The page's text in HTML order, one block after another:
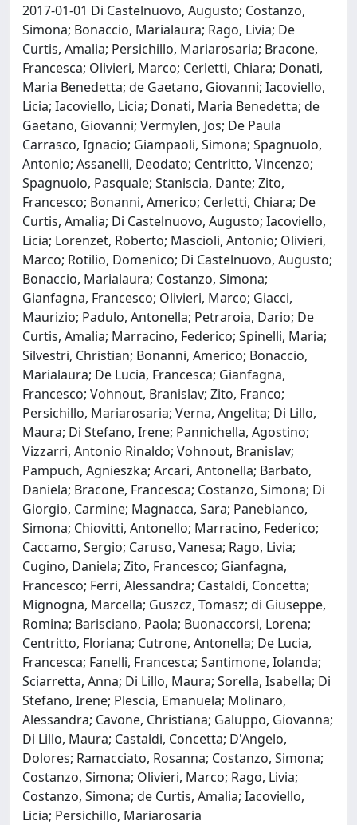
2017-01-01 Di Castelnuovo, Augusto; Costanzo,
Simona; Bonaccio, Marialaura; Rago, Livia; De
Curtis, Amalia; Persichillo, Mariarosaria; Bracone,
Francesca; Olivieri, Marco; Cerletti, Chiara; Donati,
Maria Benedetta; de Gaetano, Giovanni; Iacoviello,
Licia; Iacoviello, Licia; Donati, Maria Benedetta; de
Gaetano, Giovanni; Vermylen, Jos; De Paula
Carrasco, Ignacio; Giampaoli, Simona; Spagnuolo,
Antonio; Assanelli, Deodato; Centritto, Vincenzo;
Spagnuolo, Pasquale; Staniscia, Dante; Zito,
Francesco; Bonanni, Americo; Cerletti, Chiara; De
Curtis, Amalia; Di Castelnuovo, Augusto; Iacoviello,
Licia; Lorenzet, Roberto; Mascioli, Antonio; Olivieri,
Marco; Rotilio, Domenico; Di Castelnuovo, Augusto;
Bonaccio, Marialaura; Costanzo, Simona;
Gianfagna, Francesco; Olivieri, Marco; Giacci,
Maurizio; Padulo, Antonella; Petraroia, Dario; De
Curtis, Amalia; Marracino, Federico; Spinelli, Maria;
Silvestri, Christian; Bonanni, Americo; Bonaccio,
Marialaura; De Lucia, Francesca; Gianfagna,
Francesco; Vohnout, Branislav; Zito, Franco;
Persichillo, Mariarosaria; Verna, Angelita; Di Lillo,
Maura; Di Stefano, Irene; Pannichella, Agostino;
Vizzarri, Antonio Rinaldo; Vohnout, Branislav;
Pampuch, Agnieszka; Arcari, Antonella; Barbato,
Daniela; Bracone, Francesca; Costanzo, Simona; Di
Giorgio, Carmine; Magnacca, Sara; Panebianco,
Simona; Chiovitti, Antonello; Marracino, Federico;
Caccamo, Sergio; Caruso, Vanesa; Rago, Livia;
Cugino, Daniela; Zito, Francesco; Gianfagna,
Francesco; Ferri, Alessandra; Castaldi, Concetta;
Mignogna, Marcella; Guszcz, Tomasz; di Giuseppe,
Romina; Barisciano, Paola; Buonaccorsi, Lorena;
Centritto, Floriana; Cutrone, Antonella; De Lucia,
Francesca; Fanelli, Francesca; Santimone, Iolanda;
Sciarretta, Anna; Di Lillo, Maura; Sorella, Isabella; Di
Stefano, Irene; Plescia, Emanuela; Molinaro,
Alessandra; Cavone, Christiana; Galuppo, Giovanna;
Di Lillo, Maura; Castaldi, Concetta; D'Angelo,
Dolores; Ramacciato, Rosanna; Costanzo, Simona;
Costanzo, Simona; Olivieri, Marco; Rago, Livia;
Costanzo, Simona; de Curtis, Amalia; Iacoviello,
Licia; Persichillo, Mariarosaria